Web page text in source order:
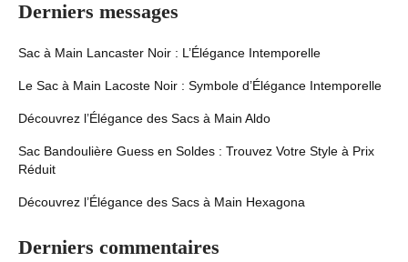
Derniers messages
Sac à Main Lancaster Noir : L’Élégance Intemporelle
Le Sac à Main Lacoste Noir : Symbole d’Élégance Intemporelle
Découvrez l’Élégance des Sacs à Main Aldo
Sac Bandoulière Guess en Soldes : Trouvez Votre Style à Prix
Réduit
Découvrez l’Élégance des Sacs à Main Hexagona
Derniers commentaires